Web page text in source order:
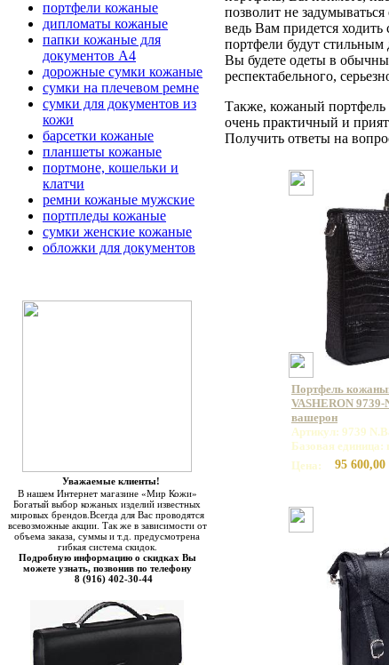
портфели кожаные
дипломаты кожаные
папки кожаные для
документов А4
дорожные сумки кожаные
сумки на плечевом ремне
сумки для документов из
кожи
барсетки кожаные
планшеты кожаные
портмоне, кошельки и
клатчи
ремни кожаные мужские
портпледы кожаные
сумки женские кожаные
обложки для документов
Уважаемые клиенты!
В нашем Интернет магазине «Мир Кожи»
Богатый выбор кожаных изделий известных
мировых брендов.Всегда для Вас проводятся
всевозможные акции. Так же в зависимости от
объема заказа, суммы и т.д. предусмотрена
гибкая система скидок.
Подробную информацию о скидках Вы
можете узнать, позвонив по телефону
8 (916) 402-30-44
позволит не
ведь Вам придется
портфели будут
Вы будете одеты в
респектабельного,
Также, кожаный портфель
очень практичный и
Получить ответы на
Портфель
VASHERON
вашерон
Артикул: 9739
Базовая единица:
Цена:
95 600,00